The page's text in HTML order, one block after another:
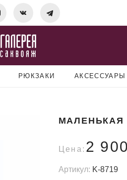
РЮКЗАКИ АКСЕССУАРЫ
МАЛЕНЬКАЯ
Цена: 2 900
Артикул: K-8719